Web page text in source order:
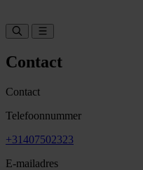
Contact
Contact
Telefoonnummer
+31407502323
E-mailadres